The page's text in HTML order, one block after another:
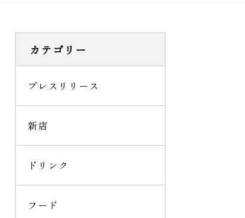
カテゴリー
プレスリリース
新店
ドリンク
フード